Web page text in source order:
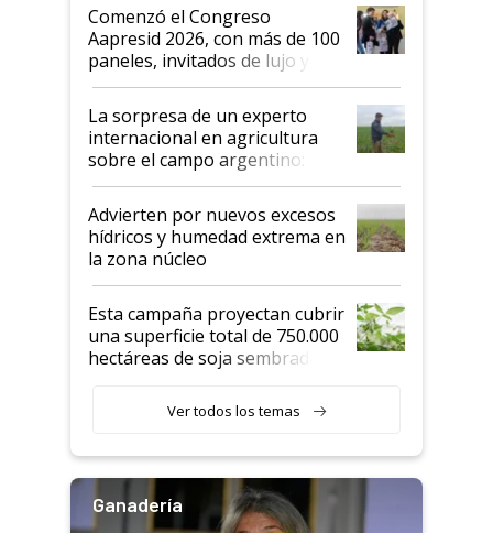
Argentina se sigan discutiendo
las mismas cosas de hace 50
años"
Comenzó el Congreso
Aapresid 2026, con más de 100
paneles, invitados de lujo y
todas las tendencias
La sorpresa de un experto
internacional en agricultura
sobre el campo argentino:
"Estoy muy impresionado"
Advierten por nuevos excesos
hídricos y humedad extrema en
la zona núcleo
Esta campaña proyectan cubrir
una superficie total de 750.000
hectáreas de soja sembradas
variedades que marcan un
salto tecnológico en genética y
Ver todos los temas
Ganadería